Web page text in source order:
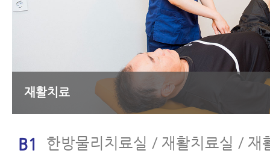
재활치료
B1 한방물리치료실 / 재활치료실 / 재